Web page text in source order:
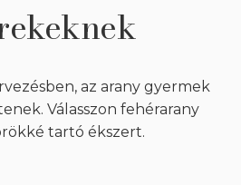
az arany gyermek
Válasszon fehérarany
tartó ékszert.